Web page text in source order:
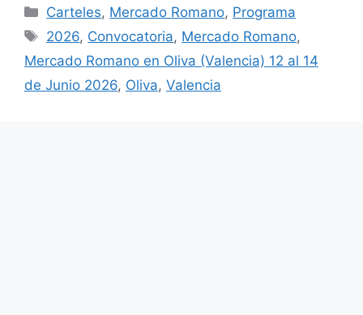
Categorías
Carteles, Mercado Romano, Programa
Etiquetas
2026, Convocatoria, Mercado Romano,
Mercado Romano en Oliva (Valencia) 12 al 14
de Junio 2026, Oliva, Valencia